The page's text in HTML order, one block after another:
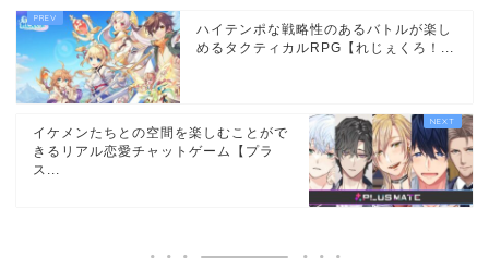
ハイテンポな戦略性のあるバトルが楽し
めるタクティカルRPG【れじぇくろ！...
イケメンたちとの空間を楽しむことがで
きるリアル恋愛チャットゲーム【プラ
ス...